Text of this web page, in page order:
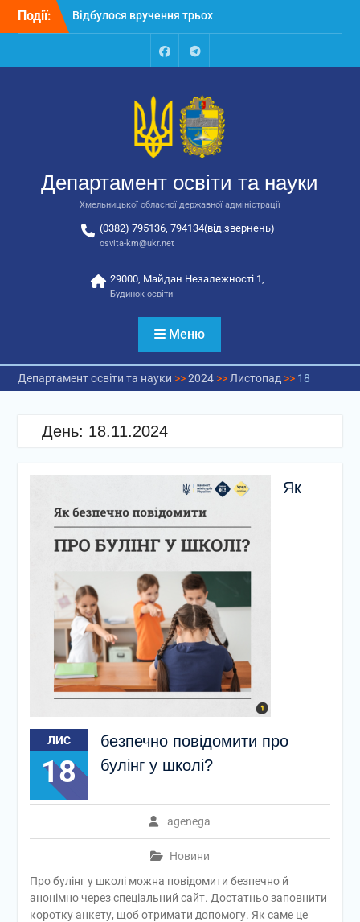
Перейти
Події:
автобусів для потреб
закладів освіти
Відбулося засідання
державної адміністрації
Відбулась обласна
відповідальних за
національно-патріотичне
виховання
FacebookTalegram
Департамент освіти та науки
Хмельницької обласної державної адміністрації
(0382) 795136, 794134(від.звернень)
osvita-km@ukr.net
29000, Майдан Незалежності 1,
Будинок освіти
Меню
Департамент освіти та науки >>2024>> Листопад >> 18
День: 18.11.2024
ЛИС
18
Як
безпечно повідомити про
булінг у школі?
agenega
Новини
Про булінг у школі можна повідомити безпечно й
анонімно через спеціальний сайт. Достатньо заповнити
коротку анкету, щоб отримати допомогу. Як саме це